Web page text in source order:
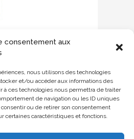
consentement aux
nous utilisons des technologies
et/ou accéder aux informations des
à ces technologies nous permettra de traiter
de navigation ou les ID uniques
ou de retirer son consentement
certaines caractéristiques et fonctions.